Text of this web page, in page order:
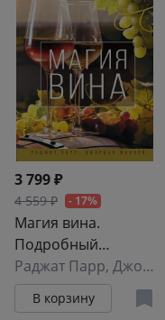
3 799 ₽
4 559 ₽ - 17%
Магия вина.
Подробный
путеводитель для
начинающих и
любителей
Раджат Парр, Джордан Маккей
В корзину